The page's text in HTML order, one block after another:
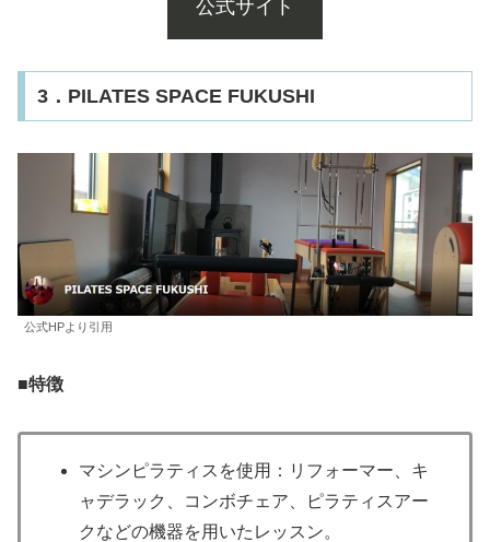
公式サイト
3．PILATES SPACE FUKUSHI
公式HPより引用
■特徴
マシンピラティスを使用：リフォーマー、キ
ャデラック、コンボチェア、ピラティスアー
クなどの機器を用いたレッスン。